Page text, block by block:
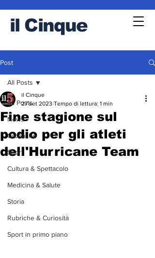
il Cinque
Post
All Posts
News
Cronache
Sport
Cultura & Spettacolo
Medicina & Salute
Storia
Rubriche & Curiosità
Sport in primo piano
All Posts
Fine stagione sul
podio per gli atleti
dell'Hurricane Team
il Cinque
27 set 2023 Tempo di lettura: 1 min